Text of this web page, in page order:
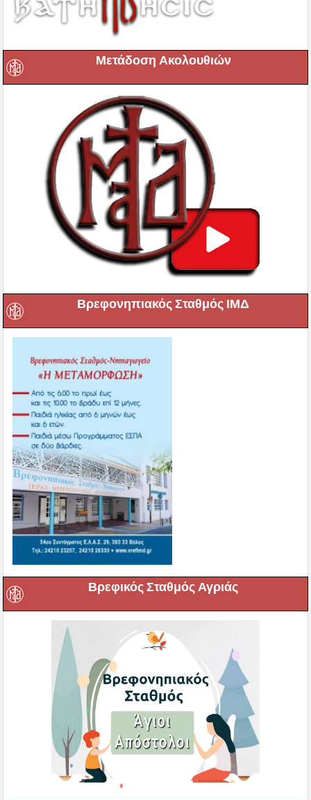
Μετάδοση Ακολουθιών
Βρεφονηπιακός Σταθμός ΙΜΔ
Βρεφικός Σταθμός Αγριάς